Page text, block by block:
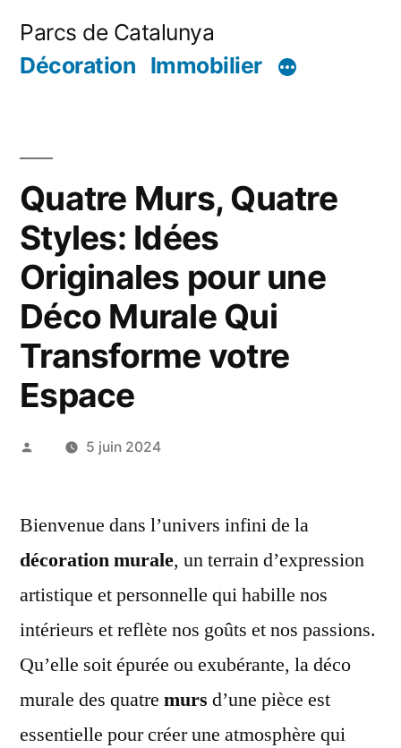
Parcs de Catalunya
Décoration Immobilier
Quatre Murs, Quatre
Styles: Idées
Originales pour une
Déco Murale Qui
Transforme votre
Espace
Publié 5 juin 2024
Bienvenue dans l’univers infini de la
décoration murale, un terrain d’expression
artistique et personnelle qui habille nos
intérieurs et reflète nos goûts et nos passions.
Qu’elle soit épurée ou exubérante, la déco
murale des quatre murs d’une pièce est
essentielle pour créer une atmosphère qui